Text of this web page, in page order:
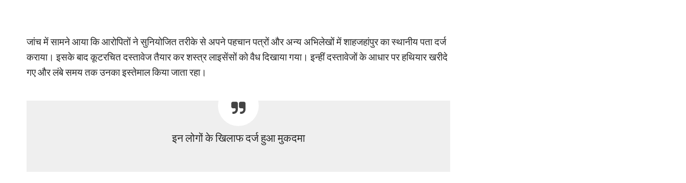
जांच में सामने आया कि आरोपितों ने सुनियोजित तरीके से अपने पहचान पत्रों और अन्य अभिलेखों में शाहजहांपुर का स्थानीय पता दर्ज
कराया। इसके बाद कूटरचित दस्तावेज तैयार कर शस्त्र लाइसेंसों को वैध दिखाया गया। इन्हीं दस्तावेजों के आधार पर हथियार खरीदे
गए और लंबे समय तक उनका इस्तेमाल किया जाता रहा।
इन लोगों के खिलाफ दर्ज हुआ मुकदमा